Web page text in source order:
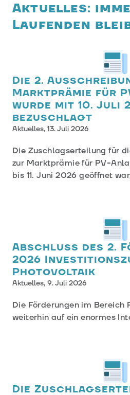
Aktuelles:
Laufenden
Die 2.
Marktprämie für
wurde mit 10. Juli
bezuschlagt
Aktuelles, 13. Juli 2026
Die Zuschlagserteilung für
zur Marktprämie für PV-
bis 11. Juni 2026 geöffnet
Abschluss des 2.
2026
Photovoltaik
Aktuelles, 9. Juli 2026
Die Förderungen im Bereich
weiterhin auf ein enormes
Die